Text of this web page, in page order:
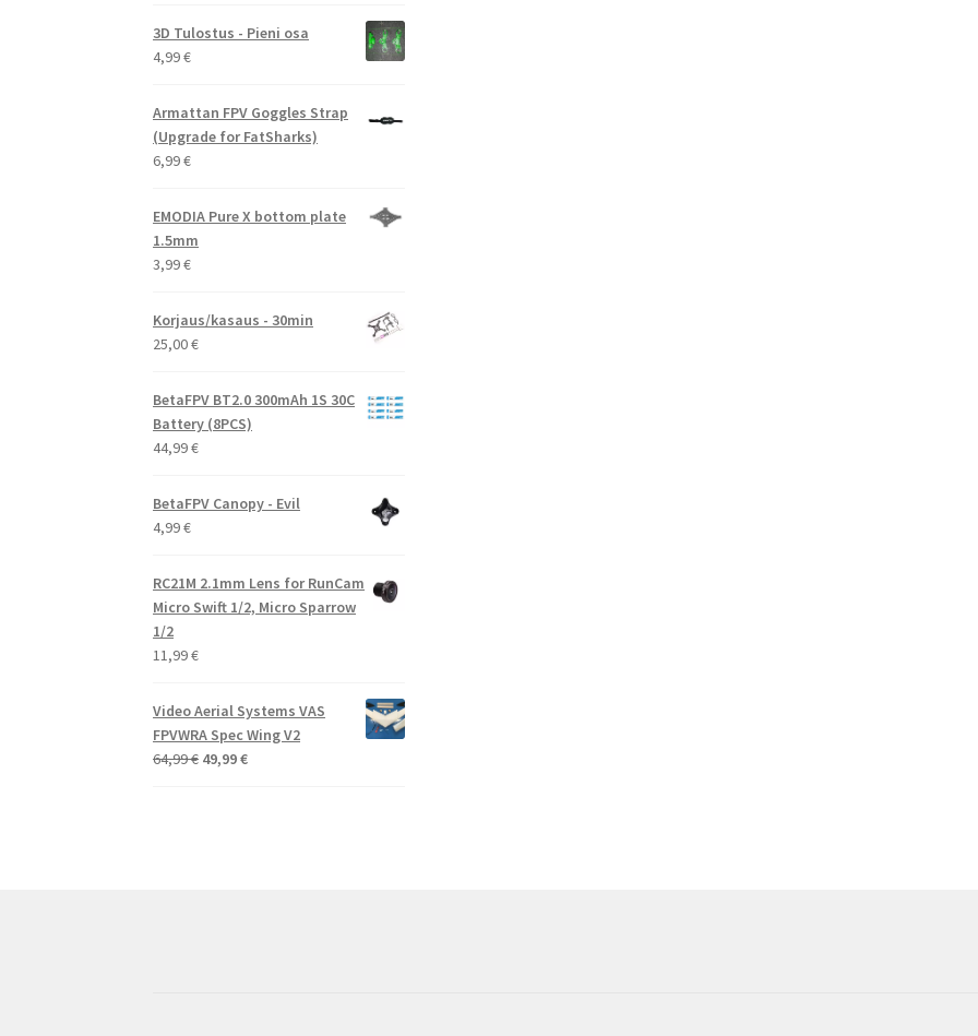
3D Tulostus - Pieni osa
4,99€
Armattan FPV Goggles Strap
(Upgrade for FatSharks)
6,99€
EMODIA Pure X bottom plate
1.5mm
3,99€
Korjaus/kasaus - 30min
25,00€
BetaFPV BT2.0 300mAh 1S 30C
Battery (8PCS)
44,99€
BetaFPV Canopy - Evil
4,99€
RC21M 2.1mm Lens for RunCam
Micro Swift 1/2, Micro Sparrow
1/2
11,99€
Video Aerial Systems VAS
FPVWRA Spec Wing V2
64,99€ Alkuperäinen
49,99€Nykyinen